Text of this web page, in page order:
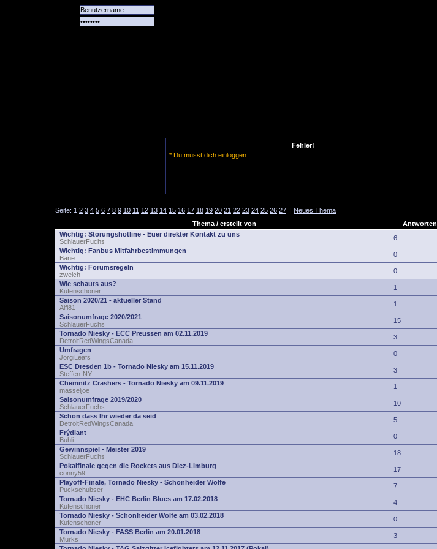
Fehler!
* Du musst dich einloggen.
Seite: 1 2 3 4 5 6 7 8 9 10 11 12 13 14 15 16 17 18 19 20 21 22 23 24 25 26 27 | Neues Thema
Thema / erstellt von
Antworten
Wichtig: Störungshotline - Euer direkter Kontakt zu uns
SchlauerFuchs
6
Wichtig: Fanbus Mitfahrbestimmungen
Bane
0
Wichtig: Forumsregeln
zwelch
0
Wie schauts aus?
Kufenschoner
1
Saison 2020/21 - aktueller Stand
Alfi81
1
Saisonumfrage 2020/2021
SchlauerFuchs
15
Tornado Niesky - ECC Preussen am 02.11.2019
DetroitRedWingsCanada
3
Umfragen
JörgiLeafs
0
ESC Dresden 1b - Tornado Niesky am 15.11.2019
Steffen-NY
3
Chemnitz Crashers - Tornado Niesky am 09.11.2019
masseljoe
1
Saisonumfrage 2019/2020
SchlauerFuchs
10
Schön dass Ihr wieder da seid
DetroitRedWingsCanada
5
Frýdlant
Buhli
0
Gewinnspiel - Meister 2019
SchlauerFuchs
18
Pokalfinale gegen die Rockets aus Diez-Limburg
conny59
17
Playoff-Finale, Tornado Niesky - Schönheider Wölfe
Puckschubser
7
Tornado Niesky - EHC Berlin Blues am 17.02.2018
Kufenschoner
4
Tornado Niesky - Schönheider Wölfe am 03.02.2018
Kufenschoner
0
Tornado Niesky - FASS Berlin am 20.01.2018
Murks
3